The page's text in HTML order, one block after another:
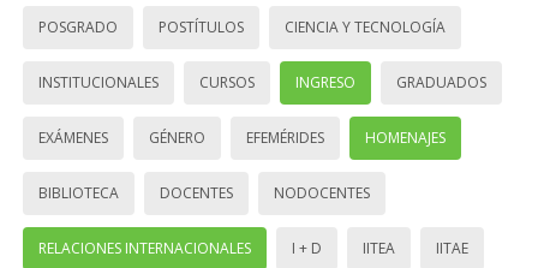
POSGRADO POSTÍTULOS CIENCIA Y TECNOLOGÍA
INSTITUCIONALES CURSOS INGRESO GRADUADOS
EXÁMENES GÉNERO EFEMÉRIDES HOMENAJES
BIBLIOTECA DOCENTES NODOCENTES
RELACIONES INTERNACIONALES I + D IITEA IITAE